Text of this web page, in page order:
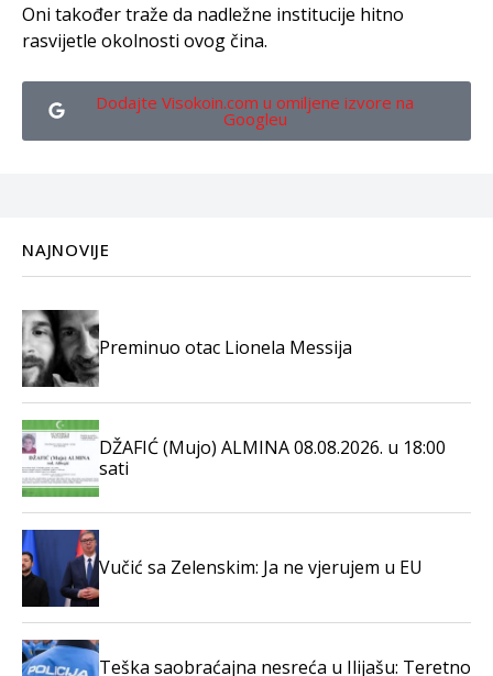
Oni također traže da nadležne institucije hitno
rasvijetle okolnosti ovog čina.
Dodajte Visokoin.com u omiljene izvore na
Googleu
NAJNOVIJE
Preminuo otac Lionela Messija
DŽAFIĆ (Mujo) ALMINA 08.08.2026. u 18:00
sati
Vučić sa Zelenskim: Ja ne vjerujem u EU
Teška saobraćajna nesreća u Ilijašu: Teretno